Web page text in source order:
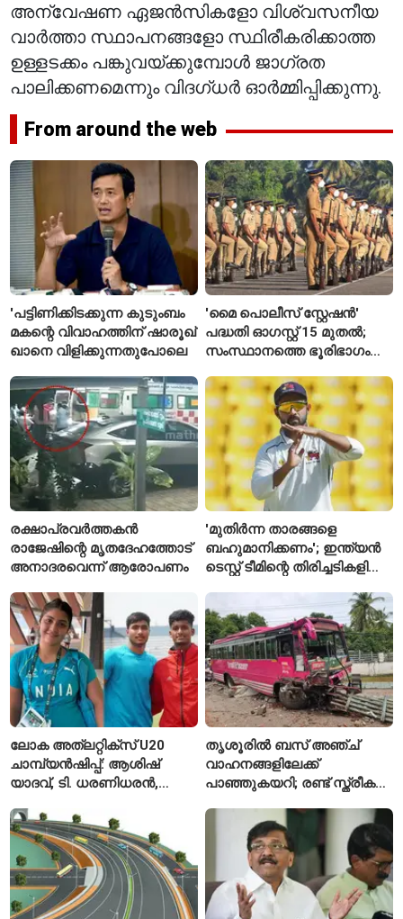
അന്വേഷണ ഏജൻസികളോ വിശ്വസനീയ
വാർത്താ സ്ഥാപനങ്ങളോ സ്ഥിരീകരിക്കാത്ത
ഉള്ളടക്കം പങ്കുവയ്ക്കുമ്പോൾ ജാഗ്രത
പാലിക്കണമെന്നും വിദഗ്ധർ ഓർമ്മിപ്പിക്കുന്നു.
From around the web
'പട്ടിണിക്കിടക്കുന്ന കുടുംബം
മകന്റെ വിവാഹത്തിന് ഷാരൂഖ്
ഖാനെ വിളിക്കുന്നതുപോലെ
'മൈ പൊലീസ് സ്റ്റേഷൻ'
പദ്ധതി ഓഗസ്റ്റ് 15 മുതൽ;
സംസ്ഥാനത്തെ ഭൂരിഭാഗം
എസ്‌ഐമാർക്ക്
രക്ഷാപ്രവർത്തകൻ
രാജേഷിന്റെ മൃതദേഹത്തോട്
അനാദരവെന്ന് ആരോപണം
'മുതിർന്ന താരങ്ങളെ
ബഹുമാനിക്കണം'; ഇന്ത്യൻ
ടെസ്റ്റ് ടീമിന്റെ തിരിച്ചടികളിൽ
രഹാനെ
ലോക അത്‌ലറ്റിക്സ് U20
ചാമ്പ്യൻഷിപ്പ്: ആശിഷ്
യാദവ്, ടി. ധരണിധരൻ,
ഫൈനലിൽ
തൃശൂരിൽ ബസ് അഞ്ച്
വാഹനങ്ങളിലേക്ക്
പാഞ്ഞുകയറി; രണ്ട് സ്ത്രീകൾ